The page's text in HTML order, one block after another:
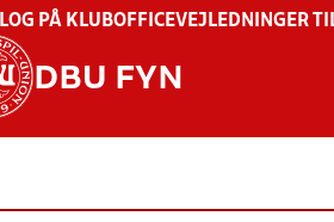
LOG PÅ KLUBOFFICEVEJLEDNINGER
DBU FYN